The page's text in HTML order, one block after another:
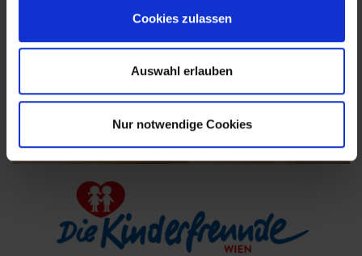
Cookies zulassen
Auswahl erlauben
Nur notwendige Cookies